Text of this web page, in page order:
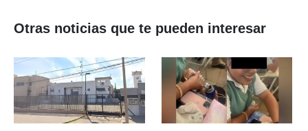
Otras noticias que te pueden interesar